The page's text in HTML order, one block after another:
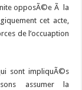
opposÃ©e Ã la
cet acte,
de l’occuaption
sont impliquÃ©s
assumer la